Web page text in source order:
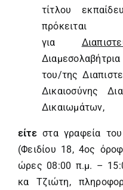
τίτλου
πρόκειται
για
του/της
Δικαιοσύνης
Δικαιωμάτων,
είτεστα γραφεία
(Φειδίου 18, 4ος
ώρες 08:00 π.μ. –
κα Τζιώτη,